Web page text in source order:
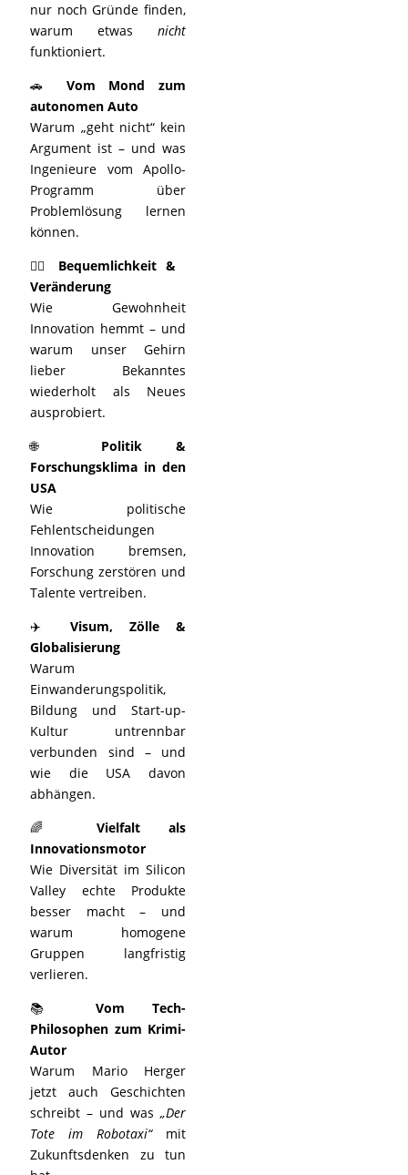
nur noch Gründe finden,
warum etwas nicht
funktioniert.
🚗 Vom Mond zum
autonomen Auto
Warum „geht nicht“ kein
Argument ist – und was
Ingenieure vom Apollo-
Programm über
Problemlösung lernen
können.
🧍‍♂️ Bequemlichkeit &
Veränderung
Wie Gewohnheit
Innovation hemmt – und
warum unser Gehirn
lieber Bekanntes
wiederholt als Neues
ausprobiert.
🌐 Politik &
Forschungsklima in den
USA
Wie politische
Fehlentscheidungen
Innovation bremsen,
Forschung zerstören und
Talente vertreiben.
✈️Visum, Zölle &
Globalisierung
Warum
Einwanderungspolitik,
Bildung und Start-up-
Kultur untrennbar
verbunden sind – und
wie die USA davon
abhängen.
🌈 Vielfalt als
Innovationsmotor
Wie Diversität im Silicon
Valley echte Produkte
besser macht – und
warum homogene
Gruppen langfristig
verlieren.
📚 Vom Tech-
Philosophen zum Krimi-
Autor
Warum Mario Herger
jetzt auch Geschichten
schreibt – und was „Der
Tote im Robotaxi“mit
Zukunftsdenken zu tun